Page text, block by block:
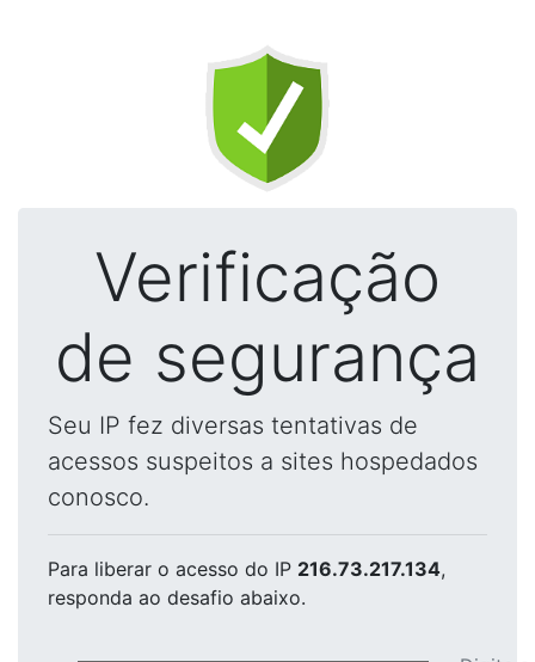
Verificação
de segurança
Seu IP fez diversas tentativas de
acessos suspeitos a sites hospedados
conosco.
Para liberar o acesso do IP 216.73.217.134,
responda ao desafio abaixo.